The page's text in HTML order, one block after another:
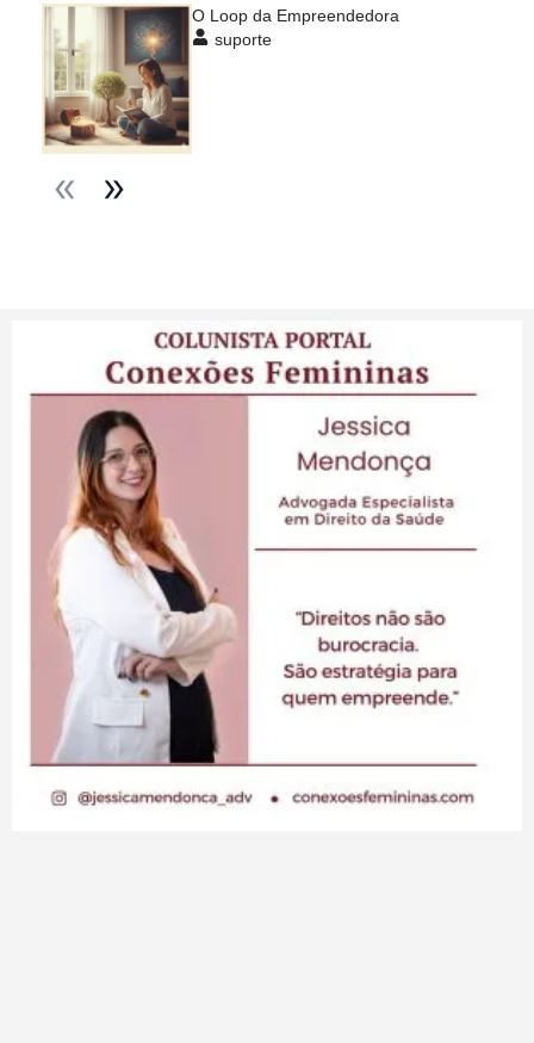
O Loop da Empreendedora
suporte